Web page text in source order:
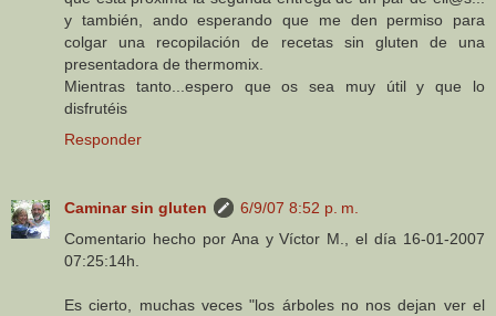
y también, ando esperando que me den permiso para
colgar una recopilación de recetas sin gluten de una
presentadora de thermomix.
Mientras tanto...espero que os sea muy útil y que lo
disfrutéis
Responder
Caminar sin gluten
6/9/07 8:52 p. m.
Comentario hecho por Ana y Víctor M., el día 16-01-2007
07:25:14h.
Es cierto, muchas veces "los árboles no nos dejan ver el